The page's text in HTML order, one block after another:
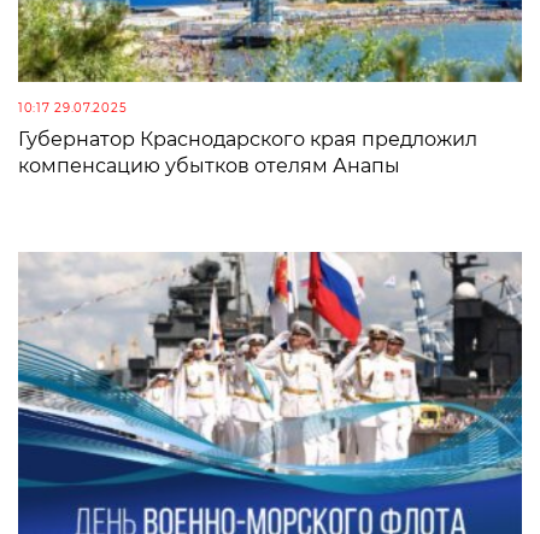
10:17 29.07.2025
Губернатор Краснодарского края предложил
компенсацию убытков отелям Анапы